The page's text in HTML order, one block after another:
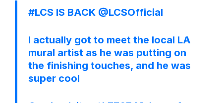
#LCS IS BACK @LCSOfficial
I actually got to meet the local LA
mural artist as he was putting on
the finishing touches, and he was
super cool